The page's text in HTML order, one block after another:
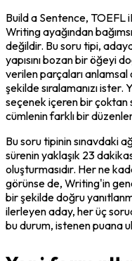
Build a Sentence,
Writing ayağından
değildir. Bu soru tipi,
yapısını bozan bir öğeyi
verilen parçaları
şekilde sıralamanızı
seçenek içeren bir çoktan
cümlenin farklı bir
Bu soru tipinin sınavdaki
sürenin yaklaşık 23
oluşturmasıdır. Her ne
görünse de, Writing'in
bir şekilde doğru
ilerleyen aday, her üç
bu durum, istenen puana